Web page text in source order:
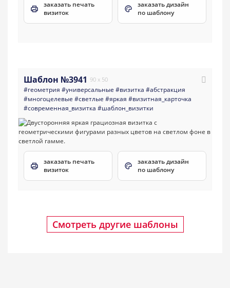
заказать печать
визиток
заказать дизайн
по шаблону
Шаблон №3941 90 x 50
#геометрия #универсальные #визитка #абстракция
#многоцелевые #светлые #яркая #визитная_карточка
#современная_визитка #шаблон_визитки
заказать печать
визиток
заказать дизайн
по шаблону
Смотреть другие шаблоны